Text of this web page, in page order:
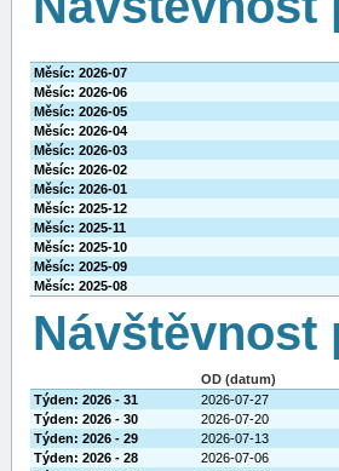
Měsíc: 2026-07
Měsíc: 2026-06
Měsíc: 2026-05
Měsíc: 2026-04
Měsíc: 2026-03
Měsíc: 2026-02
Měsíc: 2026-01
Měsíc: 2025-12
Měsíc: 2025-11
Měsíc: 2025-10
Měsíc: 2025-09
Měsíc: 2025-08
Návštěvnost
OD (datum)
Týden: 2026 - 31
2026-07-27
Týden: 2026 - 30
2026-07-20
Týden: 2026 - 29
2026-07-13
Týden: 2026 - 28
2026-07-06